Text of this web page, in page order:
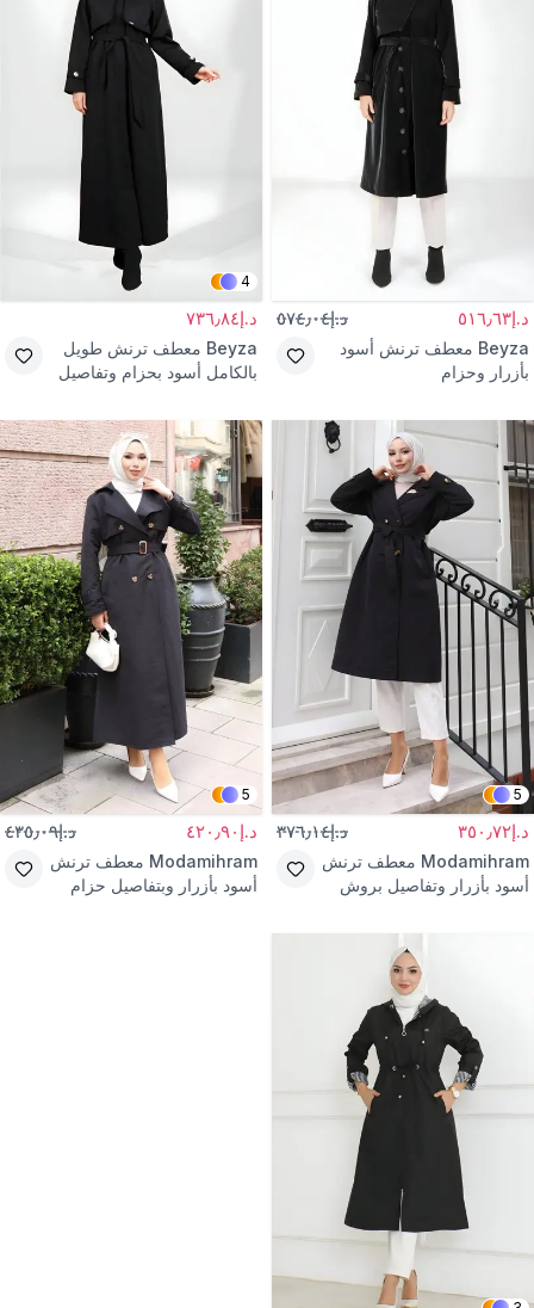
د.إ٥١٦٫٦٣ د.إ٥٧٤٫٠٤
Beyza معطف ترنش أسود
بأزرار وحزام
4
د.إ٧٣٦٫٨٤
Beyza معطف ترنش طويل
بالكامل أسود بحزام وتفاصيل
5
د.إ٣٥٠٫٧٢ د.إ٣٧٦٫١٤
Modamihram معطف ترنش
أسود بأزرار وتفاصيل بروش
5
د.إ٤٢٠٫٩٠ د.إ٤٣٥٫٠٩
Modamihram معطف ترنش
أسود بأزرار وبتفاصيل حزام